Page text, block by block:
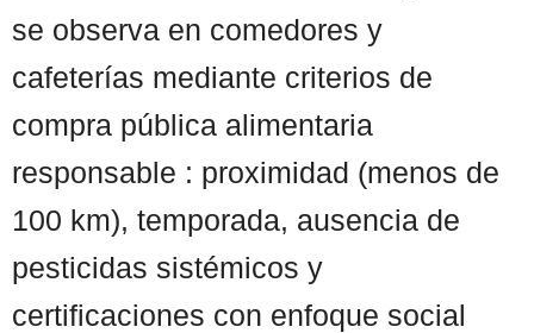
se observa en comedores y
cafeterías mediante criterios de
compra pública alimentaria
responsable : proximidad (menos de
100 km), temporada, ausencia de
pesticidas sistémicos y
certificaciones con enfoque social